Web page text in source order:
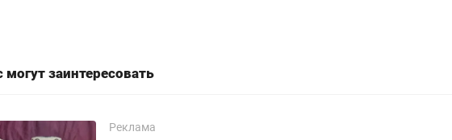
могут заинтересовать
Реклама